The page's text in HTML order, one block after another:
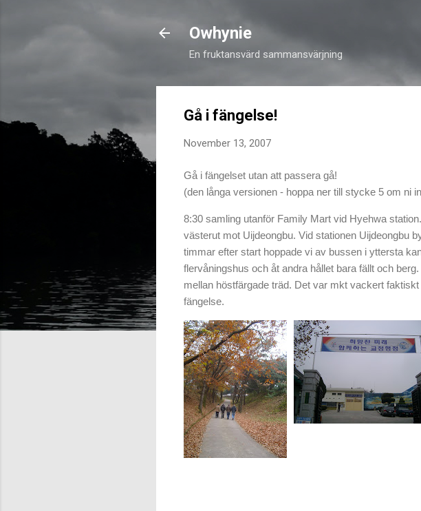
Owhynie
En fruktansvärd sammansvärjning
Gå i fängelse!
November 13, 2007
Gå i fängelset utan att passera gå!
(den långa versionen - hoppa ner till stycke 5 om ni
8:30 samling utanför Family Mart vid Hyehwa
västerut mot Uijdeongbu. Vid stationen Uijdeongbu
timmar efter start hoppade vi av bussen i yttersta
flervåningshus och åt andra hållet bara fällt och
mellan höstfärgade träd. Det var mkt vackert
fängelse.